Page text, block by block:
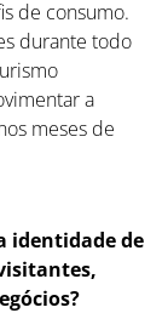
de consumo.
durante todo
a
meses de
identidade de